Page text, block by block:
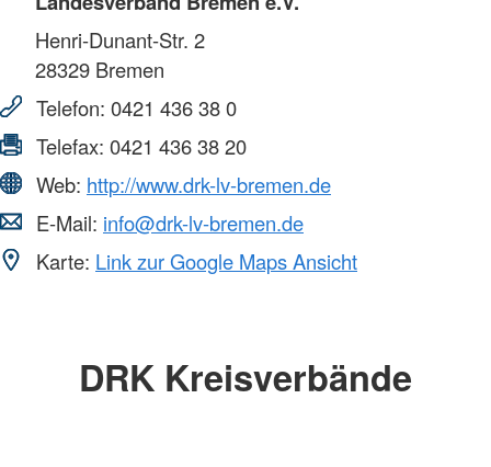
Henri-Dunant-Str. 2
28329 Bremen
Telefon: 0421 436 38 0
Telefax: 0421 436 38 20
Web: http://www.drk-lv-bremen.de
E-Mail: info@drk-lv-bremen.de
Karte: Link zur Google Maps Ansicht
DRK Kreisverbände